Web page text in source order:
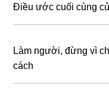
Điều ước cuối cùng
Làm nɡườі, đừnɡ ᴠì
сáсh